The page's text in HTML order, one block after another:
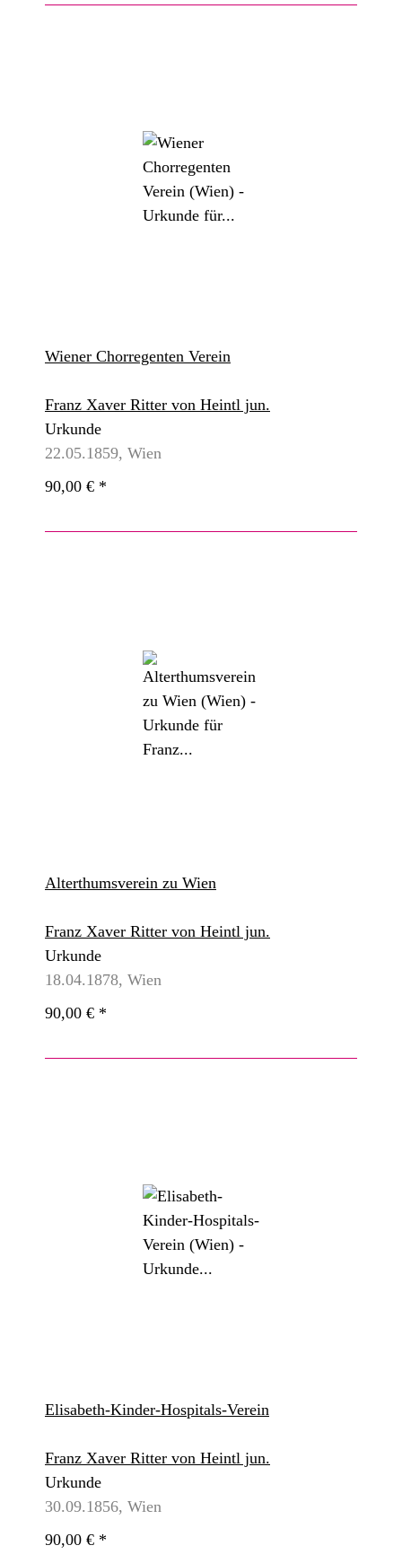
Wiener Chorregenten Verein
Franz Xaver Ritter von Heintl jun.
Urkunde
22.05.1859, Wien
90,00 € *
Alterthumsverein zu Wien
Franz Xaver Ritter von Heintl jun.
Urkunde
18.04.1878, Wien
90,00 € *
Elisabeth-Kinder-Hospitals-Verein
Franz Xaver Ritter von Heintl jun.
Urkunde
30.09.1856, Wien
90,00 € *